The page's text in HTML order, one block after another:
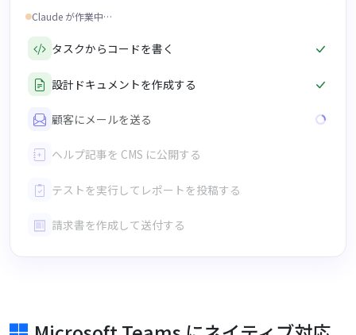
Claude が作業中…
タスクからコードを書く
設計ドキュメントを作成する
顧客にメールを送る
ヘルプ記事を CMS に公開する
テストを実行してレポートを投稿する
請求書を作成して送付する